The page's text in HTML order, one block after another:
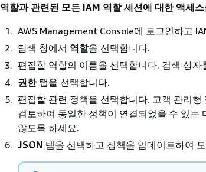
역할과 관련된 모든 IAM 역할 세션에 대한 액세
AWS Management Console에 로그인하고
탐색 창에서 역할을 선택합니다.
편집할 역할의 이름을 선택합니다. 검색 상
권한탭을 선택합니다.
편집할 관련 정책을 선택합니다. 고객 관리형
검토하여 동일한 정책이 연결되었을 수 있는
않도록 하세요.
JSON 탭을 선택하고 정책을 업데이트하여